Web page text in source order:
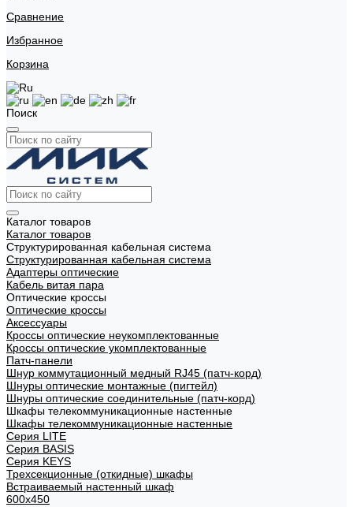
Сравнение
Избранное
Корзина
Поиск
Каталог товаров
Каталог товаров
Структурированная кабельная система
Структурированная кабельная система
Адаптеры оптические
Кабель витая пара
Оптические кроссы
Оптические кроссы
Аксессуары
Кроссы оптические неукомплектованные
Кроссы оптические укомплектованные
Патч-панели
Шнур коммутационный медный RJ45 (патч-корд)
Шнуры оптические монтажные (пигтейл)
Шнуры оптические соединительные (патч-корд)
Шкафы телекоммуникационные настенные
Шкафы телекоммуникационные настенные
Cерия LITE
Cерия BASIS
Cерия KEYS
Трехсекционные (откидные) шкафы
Встраиваемый настенный шкаф
600x450